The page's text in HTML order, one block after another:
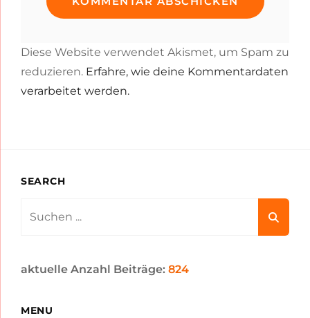
Diese Website verwendet Akismet, um Spam zu
reduzieren. Erfahre, wie deine Kommentardaten
verarbeitet werden.
SEARCH
aktuelle Anzahl Beiträge: 824
MENU